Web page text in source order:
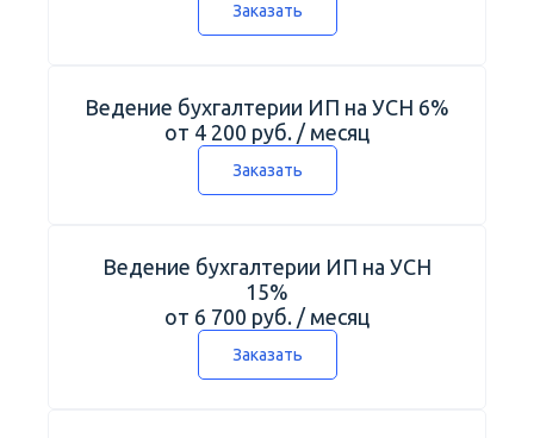
Новости
Заказать
Ведение бухгалтерии ИП на УСН 6%
от 4 200 руб. / месяц
Заказать
Ведение бухгалтерии ИП на УСН
15%
от 6 700 руб. / месяц
Заказать